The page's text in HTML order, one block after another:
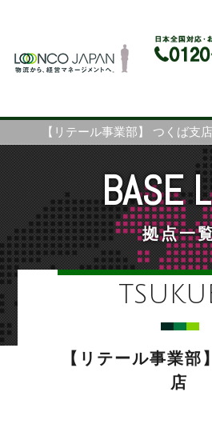
【リテール事業部】 つくば支店
BASE
拠点一
【リテール事業部
店